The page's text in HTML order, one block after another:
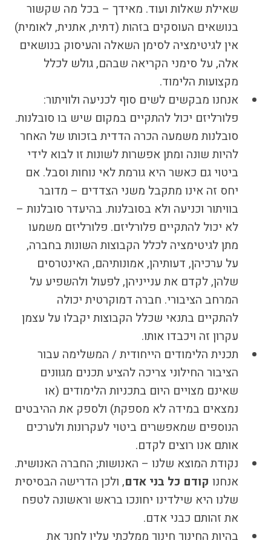
שאילת שאלות ועוד. מאידך – בכל מה שקשור
בנושאים העוסקים בזהות (דתית, אתנית, לאומית)
אין לגיטימציה לסימן השאלה והעיסוק בנושאים
אלה, על סימני הקריאה שבהם, גולש לכלל
מקצועות הלימוד.
אנחנו מבקשים לשים סוף לכניעה ולוויתור:
פלורליזם יכול להתקיים במקום שיש בו סובלנות.
סובלנות משמעה הכרה הדדית בזכותו של האחר
להיות שונה ומתן אפשרות לשונות זו לבוא לידי
ביטוי גם כאשר היא גורמת לאי נוחות וסבל. אם
יחס זה אינו מתקבל משני הצדדים – מדובר
בוויתור וכניעה ולא בסובלנות. בהיעדר סובלנות –
לא יכול להתקיים פלורליזם. פלורליזם משמעו
מתן לגיטימציה לכלל הקבוצות השונות בחברה,
על ערכיהן, דעותיהן, אמונותיהם, האינטרסים
שלהן, לקדם את ענייניהן, לפעול ולהשפיע על
המרחב הציבורי. חברה דמוקרטית יכולה
להתקיים בתנאי שכלל הקבוצות יקבלו על עצמן
עקרון זה ויכבדו אותו.
תכנית הלימודים הייחודית / המשלימה עבור
הציבור החילוני צריכה להציע תכנים מגוונים
שאינם מצויים היום בתכניות הלימודים (או
נמצאים במידה לא מספקת) ולספק את ההיבטים
הנוספים שמאפשרים ביטוי לעקרונות ולערכים
אותם אנו רוצים לקדם.
נקודת המוצא שלנו – האנושות; החברה האנושית.
אנחנו קודם כל בני אדם, ולכן הדרישה הבסיסית
שלנו היא שילדינו יחונכו בראש וראשונה לטפח
את זהותם כבני אדם.
בהיות החינוך חינוך ממלכתי עליו לחנך את